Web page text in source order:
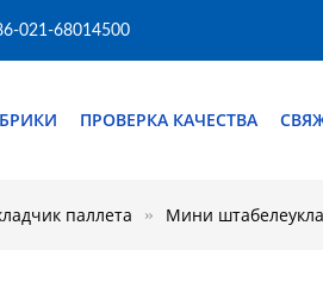
021-68014500
ПРОВЕРКА КАЧЕСТВА
паллета Мини